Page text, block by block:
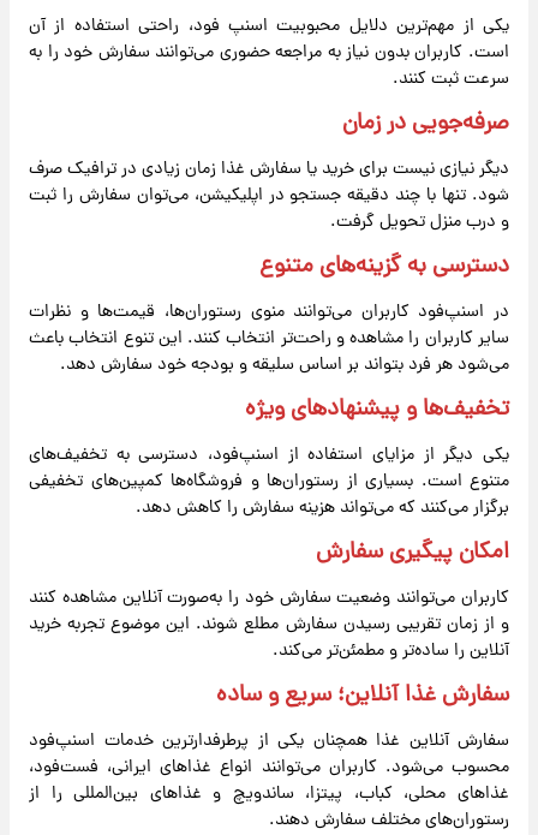
یکی از مهم‌ترین دلایل محبوبیت اسنپ‌ فود، راحتی استفاده از آن
است. کاربران بدون نیاز به مراجعه حضوری می‌توانند سفارش خود را به
سرعت ثبت کنند.
صرفه‌جویی در زمان
دیگر نیازی نیست برای خرید یا سفارش غذا زمان زیادی در ترافیک صرف
شود. تنها با چند دقیقه جستجو در اپلیکیشن، می‌توان سفارش را ثبت
و درب منزل تحویل گرفت.
دسترسی به گزینه‌های متنوع
در اسنپ‌فود کاربران می‌توانند منوی رستوران‌ها، قیمت‌ها و نظرات
سایر کاربران را مشاهده و راحت‌تر انتخاب کنند. این تنوع انتخاب باعث
می‌شود هر فرد بتواند بر اساس سلیقه و بودجه خود سفارش دهد.
تخفیف‌ها و پیشنهادهای ویژه
یکی دیگر از مزایای استفاده از اسنپ‌فود، دسترسی به تخفیف‌های
متنوع است. بسیاری از رستوران‌ها و فروشگاه‌ها کمپین‌های تخفیفی
برگزار می‌کنند که می‌تواند هزینه سفارش را کاهش دهد.
امکان پیگیری سفارش
کاربران می‌توانند وضعیت سفارش خود را به‌صورت آنلاین مشاهده کنند
و از زمان تقریبی رسیدن سفارش مطلع شوند. این موضوع تجربه خرید
آنلاین را ساده‌تر و مطمئن‌تر می‌کند.
سفارش غذا آنلاین؛ سریع و ساده
سفارش آنلاین غذا همچنان یکی از پرطرفدارترین خدمات اسنپ‌فود
محسوب می‌شود. کاربران می‌توانند انواع غذاهای ایرانی، فست‌فود،
غذاهای محلی، کباب، پیتزا، ساندویچ و غذاهای بین‌المللی را از
رستوران‌های مختلف سفارش دهند.